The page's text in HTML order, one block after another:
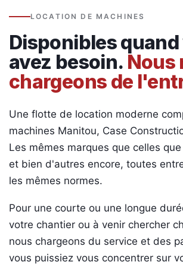
LOCATION DE MACHINES
Disponibles
avez besoin. Nous
chargeons de
Une flotte de location moderne
machines Manitou, Case
Les mêmes marques que celles
et bien d'autres encore, toutes
les mêmes normes.
Pour une courte ou une longue
votre chantier ou à venir chercher
nous chargeons du service et des
vous puissiez vous concentrer sur